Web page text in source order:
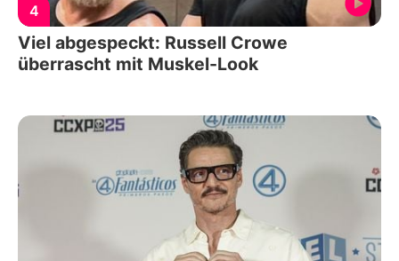
4
Viel abgespeckt: Russell Crowe
überrascht mit Muskel-Look